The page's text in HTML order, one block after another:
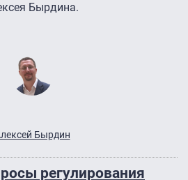
Бырдина.
Бырдин
регулирования